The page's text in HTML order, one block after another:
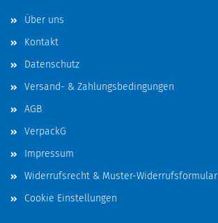
Über uns
Kontakt
Datenschutz
Versand- & Zahlungsbedingungen
AGB
VerpackG
Impressum
Widerrufsrecht & Muster-Widerrufsformular
Cookie Einstellungen